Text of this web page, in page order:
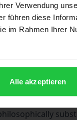
Verwendung
führen diese
im Rahmen Ihrer
Alle akzeptieren
position